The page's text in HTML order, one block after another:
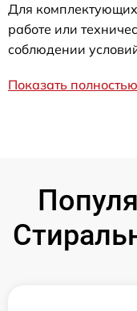
Для
работе или
соблюдении
Показать полностью